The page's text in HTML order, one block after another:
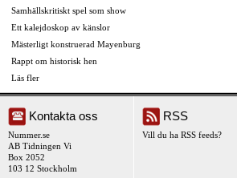
Samhällskritiskt spel som show
Ett kalejdoskop av känslor
Mästerligt konstruerad Mayenburg
Rappt om historisk hen
Läs fler
Kontakta oss
Nummer.se
AB Tidningen Vi
Box 2052
103 12 Stockholm
RSS
Vill du ha RSS feeds?